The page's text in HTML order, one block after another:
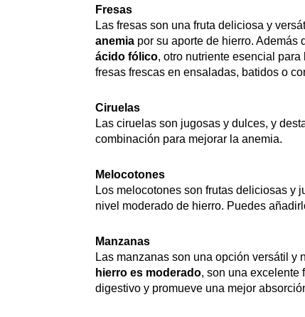
Fresas
Las fresas son una fruta deliciosa y
anemia por su aporte de hierro. Además
ácido fólico, otro nutriente esencial para
fresas frescas en ensaladas, batidos o
Ciruelas
Las ciruelas son jugosas y dulces, y
combinación para mejorar la anemia.
Melocotones
Los melocotones son frutas deliciosas y
nivel moderado de hierro. Puedes
Manzanas
Las manzanas son una opción versátil
hierro es moderado, son una excelente
digestivo y promueve una mejor